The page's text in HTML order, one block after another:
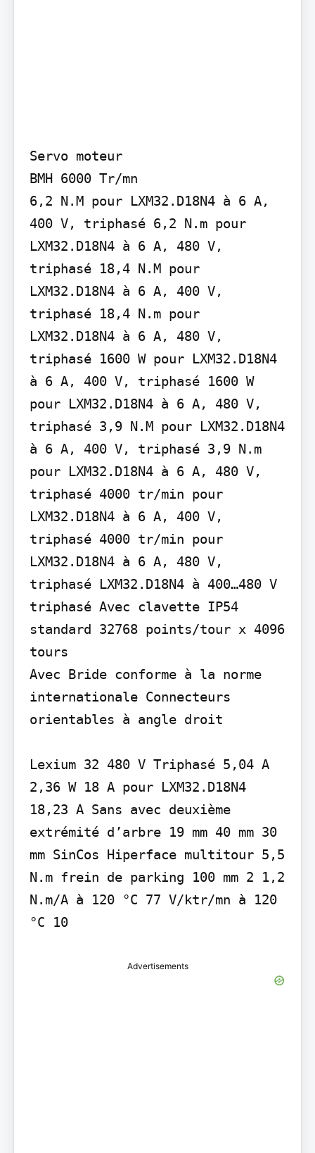
Servo moteur
BMH 6000 Tr/mn
6,2 N.M pour LXM32.D18N4 à 6 A,
400 V, triphasé 6,2 N.m pour
LXM32.D18N4 à 6 A, 480 V,
triphasé 18,4 N.M pour
LXM32.D18N4 à 6 A, 400 V,
triphasé 18,4 N.m pour
LXM32.D18N4 à 6 A, 480 V,
triphasé 1600 W pour LXM32.D18N4
à 6 A, 400 V, triphasé 1600 W
pour LXM32.D18N4 à 6 A, 480 V,
triphasé 3,9 N.M pour LXM32.D18N4
à 6 A, 400 V, triphasé 3,9 N.m
pour LXM32.D18N4 à 6 A, 480 V,
triphasé 4000 tr/min pour
LXM32.D18N4 à 6 A, 400 V,
triphasé 4000 tr/min pour
LXM32.D18N4 à 6 A, 480 V,
triphasé LXM32.D18N4 à 400…480 V
triphasé Avec clavette IP54
standard 32768 points/tour x 4096
tours
Avec Bride conforme à la norme
internationale Connecteurs
orientables à angle droit
Lexium 32 480 V Triphasé 5,04 A
2,36 W 18 A pour LXM32.D18N4
18,23 A Sans avec deuxième
extrémité d’arbre 19 mm 40 mm 30
mm SinCos Hiperface multitour 5,5
N.m frein de parking 100 mm 2 1,2
N.m/A à 120 °C 77 V/ktr/mn à 120
°C 10
Advertisements